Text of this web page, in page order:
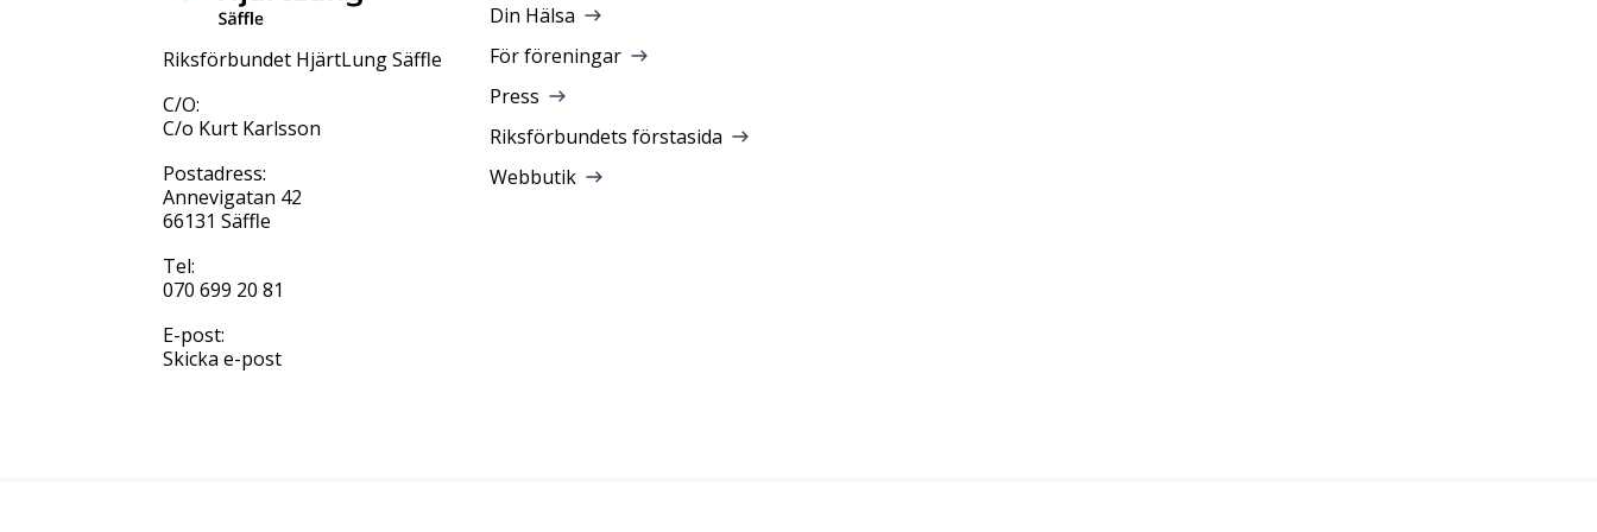
Riksförbundet HjärtLung Säffle
C/O:
C/o Kurt Karlsson
Postadress:
Annevigatan 42
66131 Säffle
Tel:
070 699 20 81
E-post:
Skicka e-post
Din Hälsa
För föreningar
Press
Riksförbundets förstasida
Webbutik